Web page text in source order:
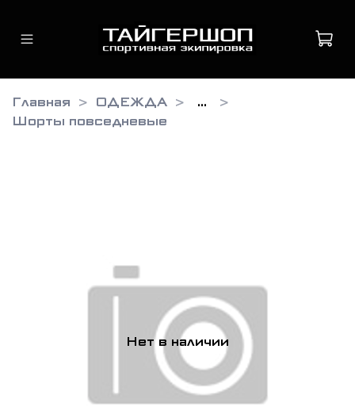
Главная ОДЕЖДА
...
Шорты повседневые
Нет в наличии